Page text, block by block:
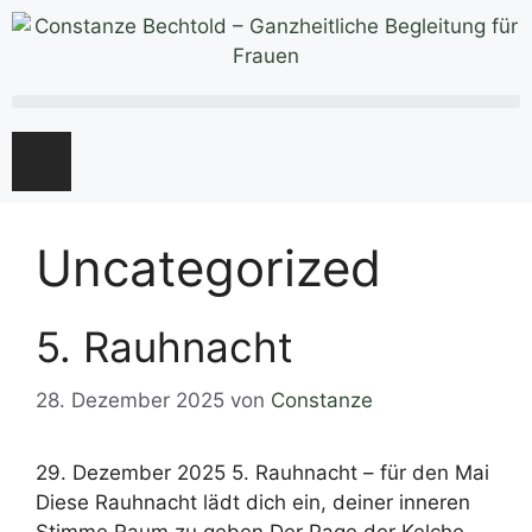
Uncategorized
5. Rauhnacht
28. Dezember 2025 von Constanze
29. Dezember 2025 5. Rauhnacht – für den Mai
Diese Rauhnacht lädt dich ein, deiner inneren